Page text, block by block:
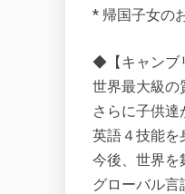
* 帰国子女の
◆【キャンブ
世界最大級の
さらに子供
英語４技能を
今後、世界を
グローバル言